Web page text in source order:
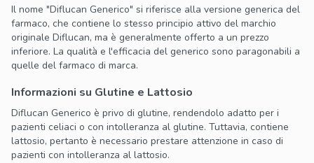
Il nome "Diflucan Generico" si riferisce alla versione generica del
farmaco, che contiene lo stesso principio attivo del marchio
originale Diflucan, ma è generalmente offerto a un prezzo
inferiore. La qualità e l'efficacia del generico sono paragonabili a
quelle del farmaco di marca.
Informazioni su Glutine e Lattosio
Diflucan Generico è privo di glutine, rendendolo adatto per i
pazienti celiaci o con intolleranza al glutine. Tuttavia, contiene
lattosio, pertanto è necessario prestare attenzione in caso di
pazienti con intolleranza al lattosio.